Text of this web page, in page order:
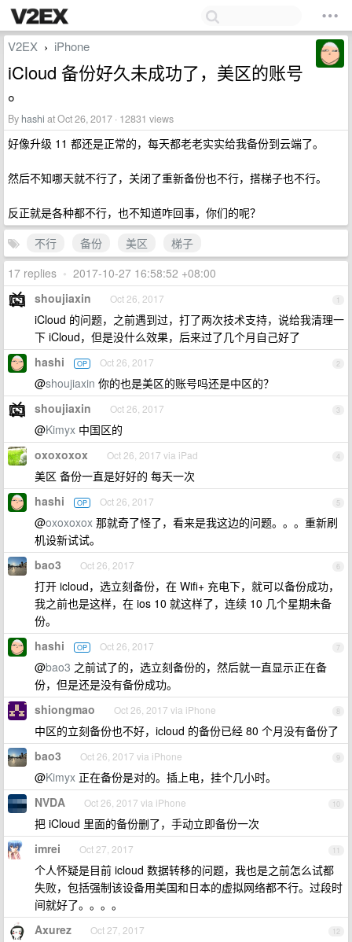
V2EX › iPhone
iCloud 备份好久未成功了，美区的账号
。
By hashi at Oct 26, 2017 · 12831 views
好像升级 11 都还是正常的，每天都老老实实给我备份到云端了。
然后不知哪天就不行了，关闭了重新备份也不行，搭梯子也不行。
反正就是各种都不行，也不知道咋回事，你们的呢？
不行
备份 美区
梯子
17 replies • 2017-10-27 16:58:52 +08:00
1
shoujiaxin Oct 26, 2017
iCloud 的问题，之前遇到过，打了两次技术支持，说给我清理一
下 iCloud，但是没什么效果，后来过了几个月自己好了
2
hashi OP Oct 26, 2017
@shoujiaxin 你的也是美区的账号吗还是中区的？
3
shoujiaxin Oct 26, 2017
@Kimyx 中国区的
4
oxoxoxox Oct 26, 2017 via iPad
美区 备份一直是好好的 每天一次
5
hashi OP Oct 26, 2017
@oxoxoxox 那就奇了怪了，看来是我这边的问题。。。重新刷
机设新试试。
6
bao3 Oct 26, 2017
打开 icloud，选立刻备份，在 Wifi+ 充电下，就可以备份成功，
我之前也是这样，在 ios 10 就这样了，连续 10 几个星期未备
份。
7
hashi OP Oct 26, 2017
@bao3 之前试了的，选立刻备份的，然后就一直显示正在备
份，但是还是没有备份成功。
8
shiongmao Oct 26, 2017 via iPhone
中区的立刻备份也不好，icloud 的备份已经 80 个月没有备份了
9
bao3 Oct 26, 2017 via iPhone
@Kimyx 正在备份是对的。插上电，挂个几小时。
10
NVDA Oct 26, 2017 via iPhone
把 iCloud 里面的备份删了，手动立即备份一次
11
imrei Oct 27, 2017
个人怀疑是目前 icloud 数据转移的问题，我也是之前怎么试都
失败，包括强制该设备用美国和日本的虚拟网络都不行。过段时
间就好了。。。。
12
Axurez Oct 27, 2017